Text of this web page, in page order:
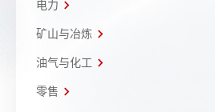
电力
矿山与冶炼
油气与化工
零售